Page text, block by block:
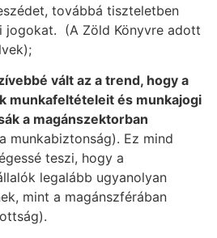
továbbá tiszteletben
jogokat. (A Zöld Könyvre adott
vált az a trend, hogy a
munkafeltételeit és munkajogi
a magánszektorban
munkabiztonság). Ez mind
teszi, hogy a
legalább ugyanolyan
mint a magánszférában